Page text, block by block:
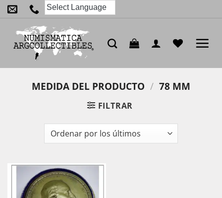
Saltar
al
contenido
MEDIDA DEL PRODUCTO / 78 MM
FILTRAR